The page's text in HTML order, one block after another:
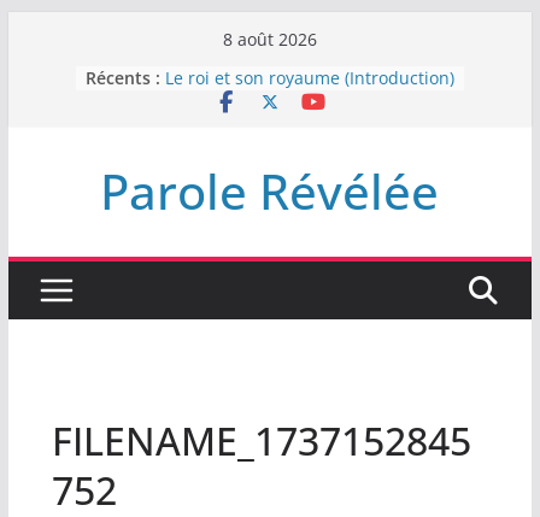
8 août 2026
Récents : Le roi et son royaume (Introduction)
DEMEUREZ DANS LA LUMIÈRE
LABAN
L’INTERVENTION DE DIEU
Parole Révélée
FILENAME_1737152845
752